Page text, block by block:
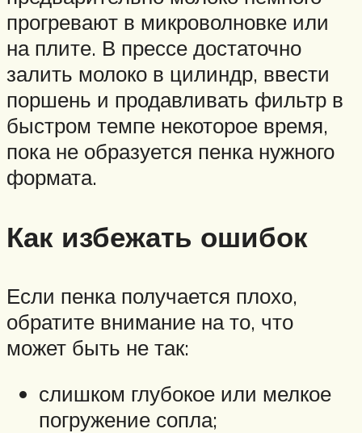
прогревают в микроволновке или
на плите. В прессе достаточно
залить молоко в цилиндр, ввести
поршень и продавливать фильтр в
быстром темпе некоторое время,
пока не образуется пенка нужного
формата.
Как избежать ошибок
Если пенка получается плохо,
обратите внимание на то, что
может быть не так:
слишком глубокое или мелкое
погружение сопла;